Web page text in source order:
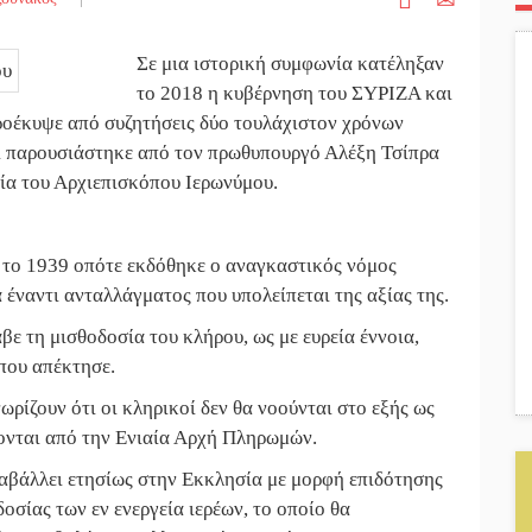
Σε μια ιστορική συμφωνία κατέληξαν
το 2018 η κυβέρνηση του ΣΥΡΙΖΑ και
από συζητήσεις δύο τουλάχιστον χρόνων
από τον πρωθυπουργό Αλέξη Τσίπρα
του Αρχιεπισκόπου Ιερωνύμου.
1939 οπότε εκδόθηκε ο αναγκαστικός νόμος
ανταλλάγματος που υπολείπεται της αξίας της.
τη μισθοδοσία του κλήρου, ως με ευρεία έννοια,
απέκτησε.
ότι οι κληρικοί δεν θα νοούνται στο εξής ως
από την Ενιαία Αρχή Πληρωμών.
ετησίως στην Εκκλησία με μορφή επιδότησης
των εν ενεργεία ιερέων, το οποίο θα